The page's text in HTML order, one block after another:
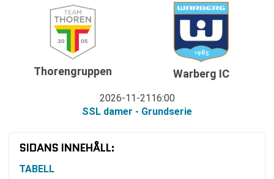
Thorengruppen
2026-11-21 16:00
SSL damer - Grundserie
Warberg IC
SIDANS INNEHÅLL:
TABELL